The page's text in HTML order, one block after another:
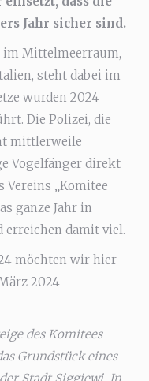
Jahr sicher sind.
im Mittelmeerraum,
steht dabei im
wurden 2024
Die Polizei, die
mittlerweile
Vogelfänger direkt
Vereins „Komitee
ganze Jahr in
damit viel.
möchten wir hier
2024
des Komitees
Grundstück eines